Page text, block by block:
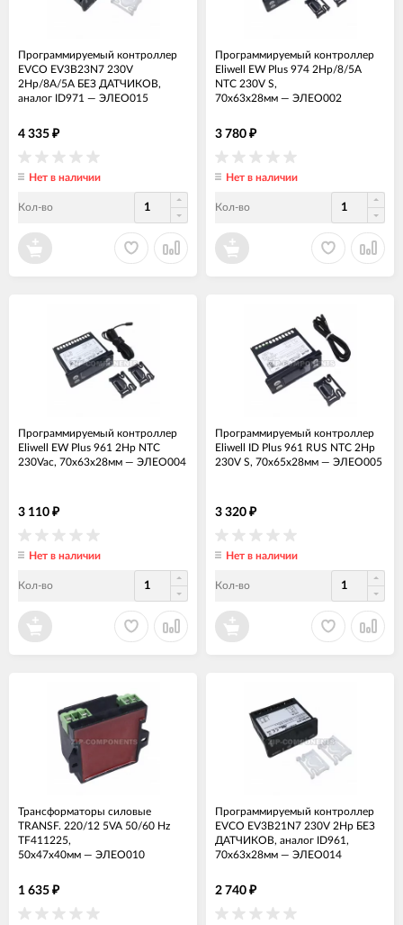
Программируемый контроллер
EVCO EV3B23N7 230V
2Hp/8A/5A БЕЗ ДАТЧИКОВ,
аналог ID971 — ЭЛЕО015
4 335 ₽
Нет в наличии
Кол-во
Программируемый контроллер
Eliwell EW Plus 974 2Hp/8/5A
NTC 230V S,
70х63х28мм — ЭЛЕО002
3 780 ₽
Нет в наличии
Кол-во
Программируемый контроллер
Eliwell EW Plus 961 2Hp NTC
230Vac, 70х63х28мм — ЭЛЕО004
3 110 ₽
Нет в наличии
Кол-во
Программируемый контроллер
Eliwell ID Plus 961 RUS NTC 2Hp
230V S, 70х65х28мм — ЭЛЕО005
3 320 ₽
Нет в наличии
Кол-во
Трансформаторы силовые
TRANSF. 220/12 5VA 50/60 Hz
TF411225,
50х47х40мм — ЭЛЕО010
1 635 ₽
Программируемый контроллер
EVCO EV3B21N7 230V 2Hp БЕЗ
ДАТЧИКОВ, аналог ID961,
70х63х28мм — ЭЛЕО014
2 740 ₽